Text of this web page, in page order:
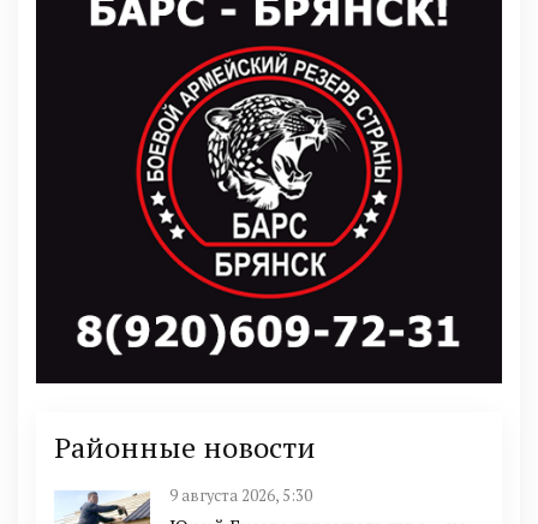
Районные новости
9 августа 2026, 5:30